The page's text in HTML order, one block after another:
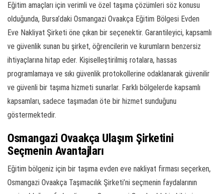
Eğitim amaçları için verimli ve özel taşıma çözümleri söz konusu
olduğunda, Bursa’daki Osmangazi Ovaakça Eğitim Bölgesi Evden
Eve Nakliyat Şirketi öne çıkan bir seçenektir. Garantileyici, kapsamlı
ve güvenlik sunan bu şirket, öğrencilerin ve kurumların benzersiz
ihtiyaçlarına hitap eder. Kişiselleştirilmiş rotalara, hassas
programlamaya ve sıkı güvenlik protokollerine odaklanarak güvenilir
ve güvenli bir taşıma hizmeti sunarlar. Farklı bölgelerde kapsamlı
kapsamları, sadece taşımadan öte bir hizmet sunduğunu
göstermektedir.
Osmangazi Ovaakça Ulaşım Şirketini
Seçmenin Avantajları
Eğitim bölgeniz için bir taşıma evden eve nakliyat firması seçerken,
Osmangazi Ovaakça Taşımacılık Şirketi’ni seçmenin faydalarının